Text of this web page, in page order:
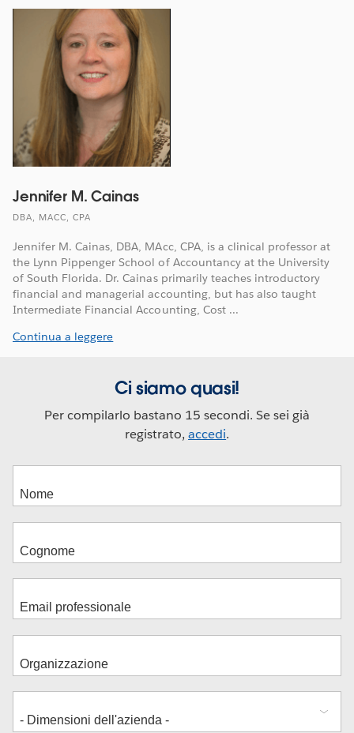
Jennifer M. Cainas
DBA, MACC, CPA
Jennifer M. Cainas, DBA, MAcc, CPA, is a clinical professor at
the Lynn Pippenger School of Accountancy at the University
of South Florida. Dr. Cainas primarily teaches introductory
financial and managerial accounting, but has also taught
Intermediate Financial Accounting, Cost ...
Continua a leggere
Ci siamo quasi!
Per compilarlo bastano 15 secondi. Se sei già
registrato,accedi.